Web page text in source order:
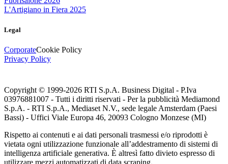
L'Artigiano in Fiera 2025
Legal
CorporateCookie Policy
Privacy Policy
Copyright © 1999-2026 RTI S.p.A. Business Digital - P.Iva
03976881007 - Tutti i diritti riservati - Per la pubblicità Mediamond
S.p.A. - RTI S.p.A., Mediaset N.V., sede legale Amsterdam (Paesi
Bassi) - Uffici Viale Europa 46, 20093 Cologno Monzese (MI)
Rispetto ai contenuti e ai dati personali trasmessi e/o riprodotti è
vietata ogni utilizzazione funzionale all’addestramento di sistemi di
intelligenza artificiale generativa. È altresì fatto divieto espresso di
utilizzare mezzi automatizzati di data scraping.